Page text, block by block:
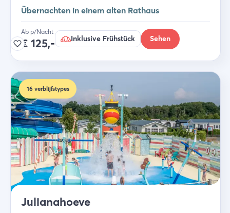
Übernachten in einem alten Rathaus
Ab p/Nacht
€ 125,- Inklusive Frühstück Sehen
16 verblijfstypes
Julianahoeve